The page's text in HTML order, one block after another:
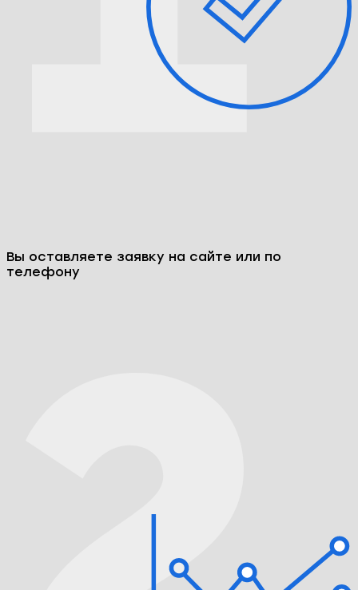
Вы оставляете заявку на сайте или по
телефону